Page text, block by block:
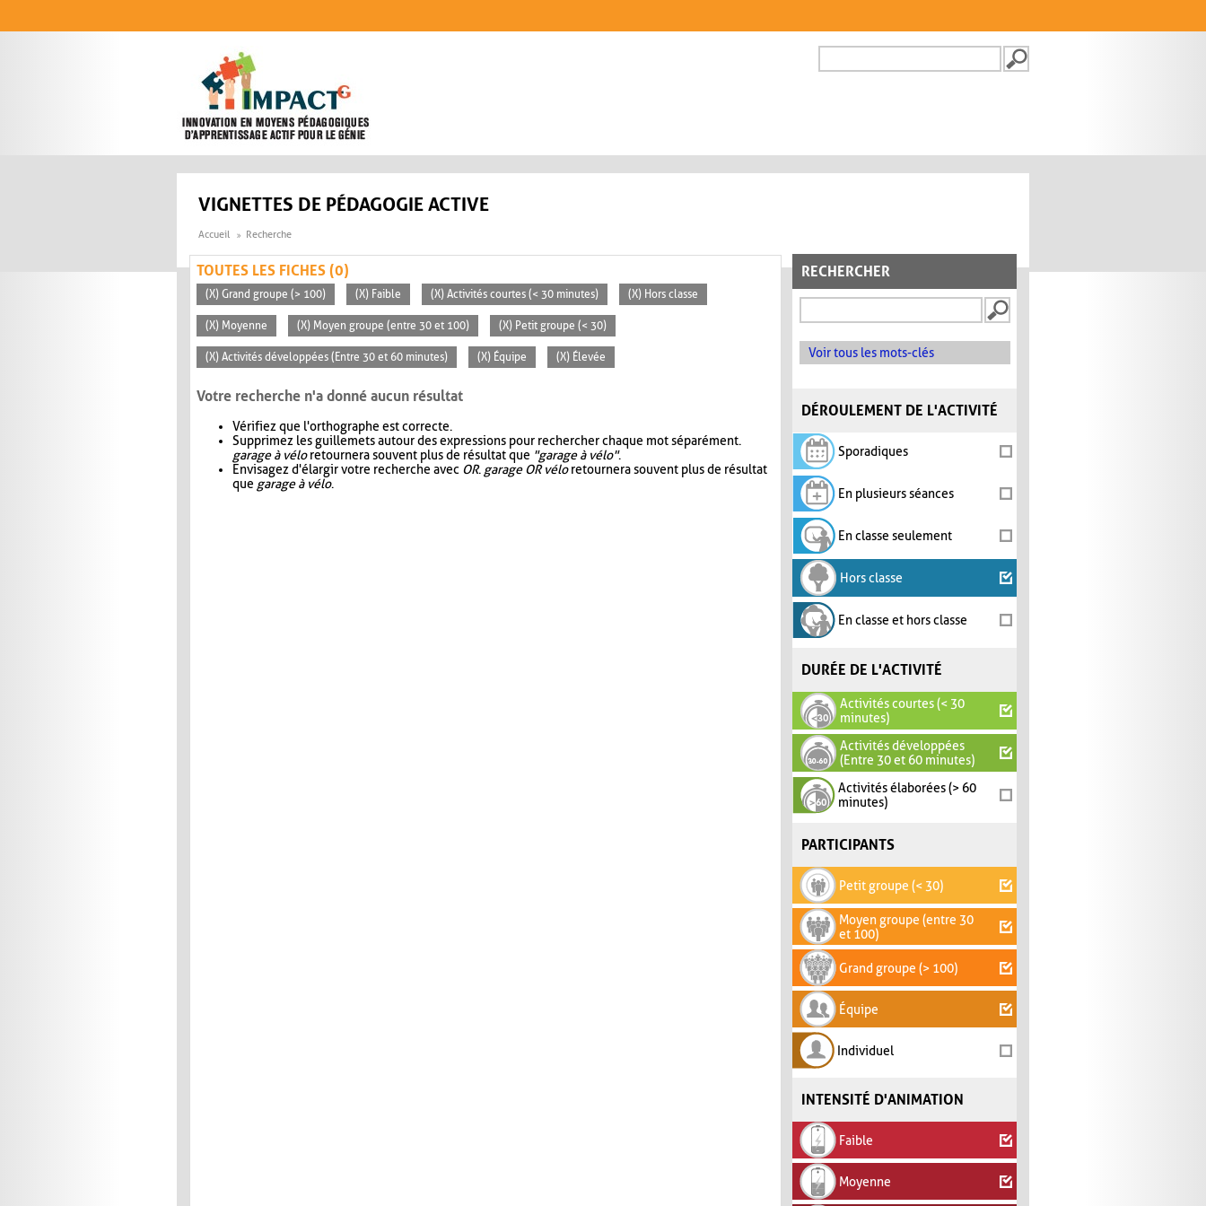
FORMULAIRE DE
VIGNETTES DE PÉDAGOGIE ACTIVE
Accueil Recherche
RECHERCHER
Voir tous les mots-clés
DÉROULEMENT DE L'ACTIVITÉ
Sporadiques
En plusieurs séances
En classe seulement
Hors classe
En classe et hors classe
DURÉE DE L'ACTIVITÉ
Activités courtes (< 30
minutes)
Activités développées
(Entre 30 et 60 minutes)
Activités élaborées (> 60
minutes)
PARTICIPANTS
Petit groupe (< 30)
Moyen groupe (entre 30
et 100)
Grand groupe (> 100)
Équipe
Individuel
INTENSITÉ D'ANIMATION
Faible
Moyenne
TOUTES LES FICHES (0)
(X) Grand groupe (> 100) (X) Faible (X) Activités courtes (< 30 minutes) (X) Hors classe
(X) Moyenne (X) Moyen groupe (entre 30 et 100) (X) Petit groupe (< 30)
(X) Activités développées (Entre 30 et 60 minutes) (X) Équipe (X) Élevée
Votre recherche n'a donné aucun résultat
Vérifiez que l'orthographe est correcte.
Supprimez les guillemets autour des expressions pour rechercher chaque mot séparément.
garage à véloretournera souvent plus de résultat que "garage à vélo".
Envisagez d'élargir votre recherche avec OR. garage OR véloretournera souvent plus de résultat
que garage à vélo.